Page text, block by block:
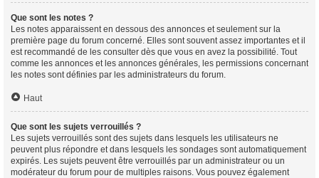
Que sont les notes ?
Les notes apparaissent en dessous des annonces et seulement sur la
première page du forum concerné. Elles sont souvent assez importantes et il
est recommandé de les consulter dès que vous en avez la possibilité. Tout
comme les annonces et les annonces générales, les permissions concernant
les notes sont définies par les administrateurs du forum.
Haut
Que sont les sujets verrouillés ?
Les sujets verrouillés sont des sujets dans lesquels les utilisateurs ne
peuvent plus répondre et dans lesquels les sondages sont automatiquement
expirés. Les sujets peuvent être verrouillés par un administrateur ou un
modérateur du forum pour de multiples raisons. Vous pouvez également